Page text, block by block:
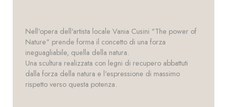
Nell'opera dell'artista locale Vania Cusini "The power of
Nature" prende forma il concetto di una forza
ineguagliabile, quella della natura.
Una scultura realizzata con legni di recupero abbattuti
dalla forza della natura e l'espressione di massimo
rispetto verso questa potenza.